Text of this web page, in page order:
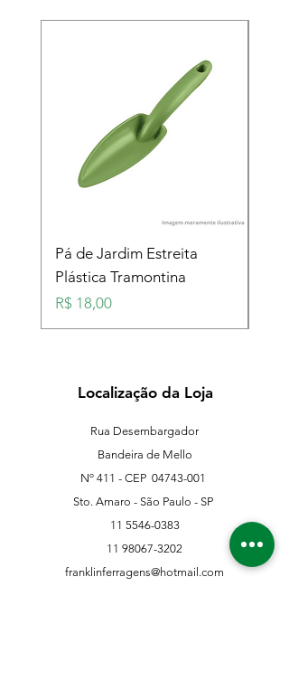
Pá de Jardim Estreita
Plástica Tramontina
Preço
R$ 18,00
Localização da Loja
Rua Desembargador
Bandeira de Mello
Nº 411 - CEP 04743-001
Sto. Amaro - São Paulo - SP
11 5546-0383
11 98067-3202
franklinferragens@hotmail.com